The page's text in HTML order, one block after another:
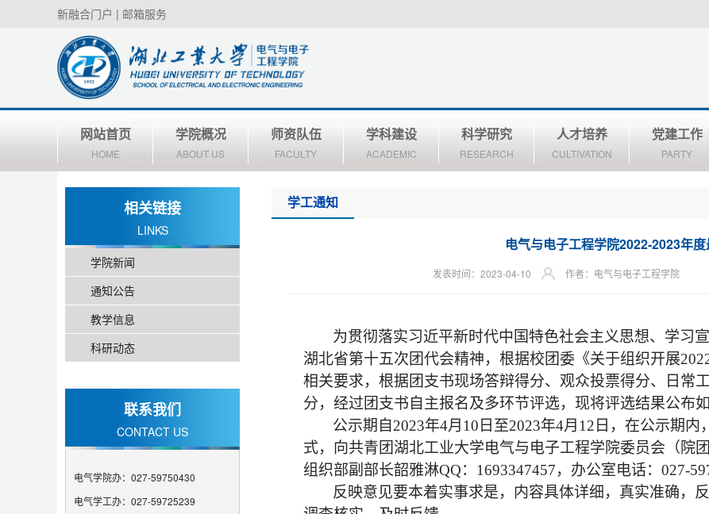
新融合门户 | 邮箱服务
网站首页
HOME
学院概况
ABOUT US
师资队伍
FACULTY
学科建设
ACADEMIC
科学研究
RESEARCH
人才培养
CULTIVATION
党建工作
PARTY
相关链接
LINKS
学院新闻
通知公告
教学信息
科研动态
联系我们
CONTACT US
电气学院办：027-59750430
电气学工办：027-59725239
学工通知
电气与电子工程学院2022-2023年
发表时间：2023-04-10 作者：电气与电子工程学院
为贯彻落实习近平新时代中国特色社会主义思想、学习
湖北省第十五次团代会精神，根据校团委《关于组织开展
相关要求，根据团支书现场答辩得分、观众投票得分、日常
分，经过团支书自主报名及多环节评选，现将评选结果公布如
公示期自 2023年4月 10 日至2023年4月 12 日，在公示期内
式，向共青团湖北工业大学电气与电子工程学院委员会（院
组织部副部长韶雅淋QQ： 1693347457，办公室电话： 027-
反映意见要本着实事求是，内容具体详细，真实准确，